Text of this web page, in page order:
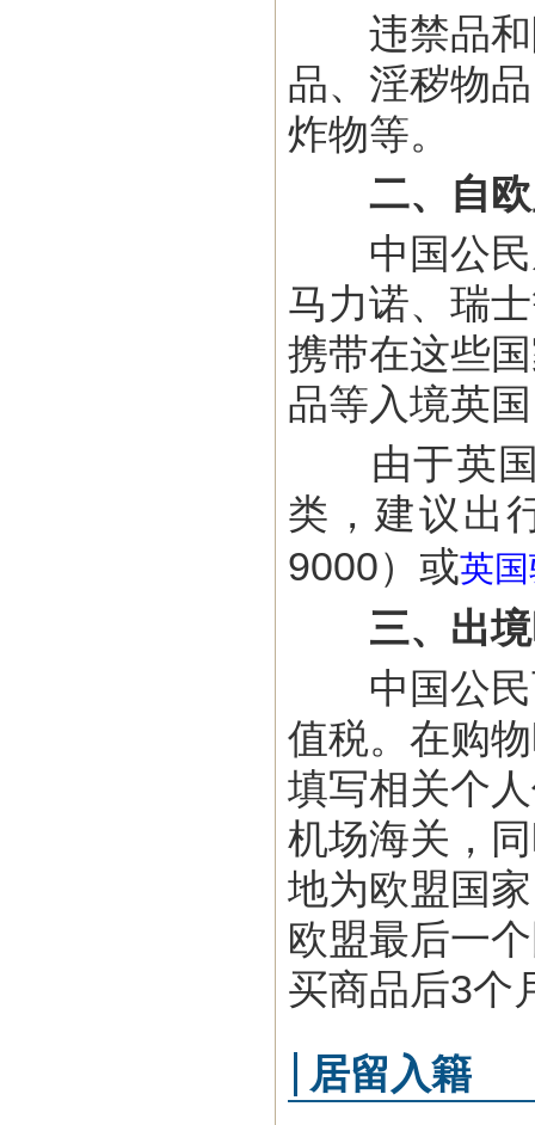
违禁品和
品、淫秽物
炸物等。
二、自
中国公民
马力诺、瑞
携带在这些
品等入境英
由于英国
类，建议出
9000）或英
三、出
中国公民
值税。在购
填写相关个
机场海关，
地为欧盟国
欧盟最后一
买商品后3个
居留入籍